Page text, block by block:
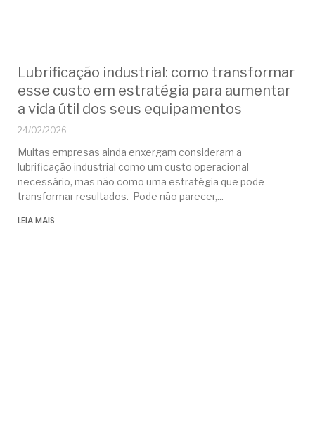
Lubrificação industrial: como transformar
esse custo em estratégia para aumentar
a vida útil dos seus equipamentos
24/02/2026
Muitas empresas ainda enxergam consideram a
lubrificação industrial como um custo operacional
necessário, mas não como uma estratégia que pode
transformar resultados. Pode não parecer,
LEIA MAIS